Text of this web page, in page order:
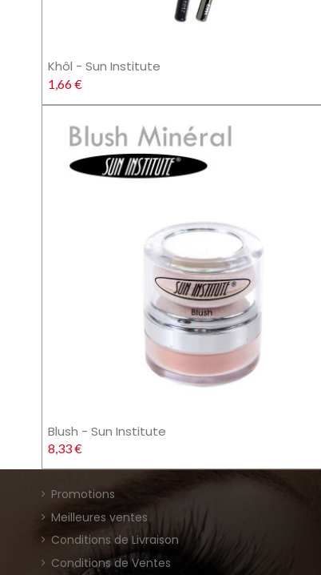
Khôl - Sun Institute
1,66 €
Blush - Sun Institute
8,33 €
Promotions
Meilleures ventes
Conditions de Livraison
Conditions de Ventes